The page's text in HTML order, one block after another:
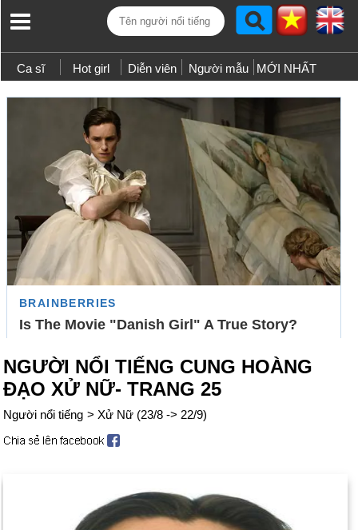
Ca sĩ Hot girl Diễn viên Người mẫu MỚI NHẤT
NGƯỜI NỔI TIẾNG CUNG HOÀNG
ĐẠO XỬ NỮ- TRANG 25
Người nổi tiếng > Xử Nữ (23/8 -> 22/9)